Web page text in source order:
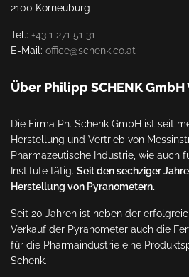
2100 Korneuburg
Tel.: +43 1 271 51 31
E-Mail: office@schenk.co.at
Über Philipp SCHENK GmbH
Die Firma Ph. Schenk GmbH ist seit
Herstellung und Vertrieb von
Pharmazeutische Industrie, wie auch
Institute tätig. Seit den sechziger
Herstellung von Pyranometern.
Seit 20 Jahren ist neben der
Verkauf der Pyranometer auch die
für die Pharmaindustrie eine
Schenk.